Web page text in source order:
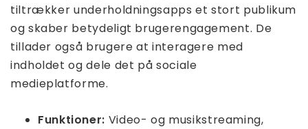
tiltrækker underholdningsapps et stort publikum
og skaber betydeligt brugerengagement. De
tillader også brugere at interagere med
indholdet og dele det på sociale
medieplatforme.
Funktioner: Video- og musikstreaming,